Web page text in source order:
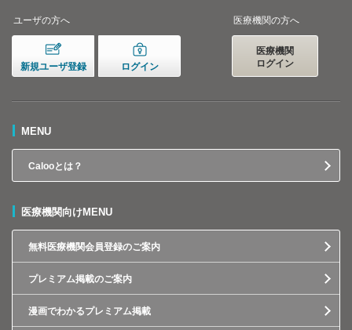
ユーザの方へ
新規ユーザ登録 ログイン
医療機関の方へ
医療機関
ログイン
MENU
Calooとは？
医療機関向けMENU
無料医療機関会員登録のご案内
プレミアム掲載のご案内
漫画でわかるプレミアム掲載